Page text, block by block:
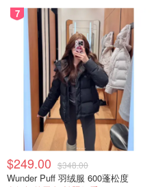
7
$249.00 $348.00
Wunder Puff 羽绒服 600蓬松度